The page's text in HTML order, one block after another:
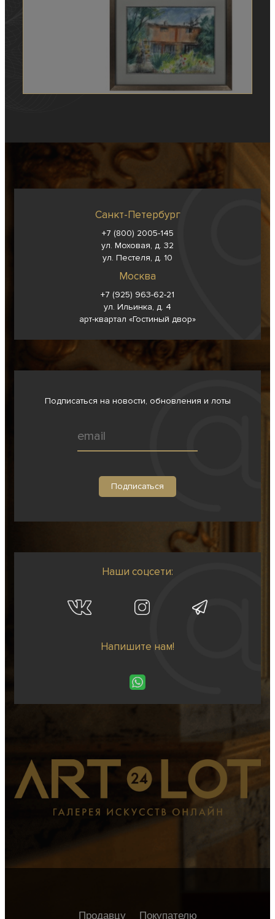
Санкт-Петербург
+7 (800) 2005-145
ул. Моховая, д. 32
ул. Пестеля, д. 10
Москва
+7 (925) 963-62-21
ул. Ильинка, д. 4
арт-квартал «Гостиный двор»
Подписаться на новости, обновления и лоты
Наши соцсети:
Напишите нам!
Продавцу Покупателю